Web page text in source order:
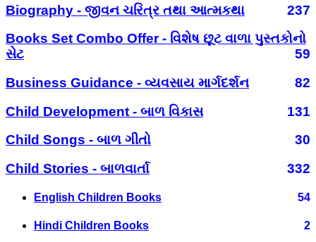
Biography - જીવન ચરિત્ર તથા આત્મકથા
237
Books Set Combo Offer - વિશેષ છૂટ વાળા પુસ્તકોનો
સેટ
59
Business Guidance - વ્યવસાય માર્ગદર્શન
82
Child Development - બાળ વિકાસ
131
Child Songs - બાળ ગીતો
30
Child Stories - બાળવાર્તા
332
English Children Books 54
Hindi Children Books 2